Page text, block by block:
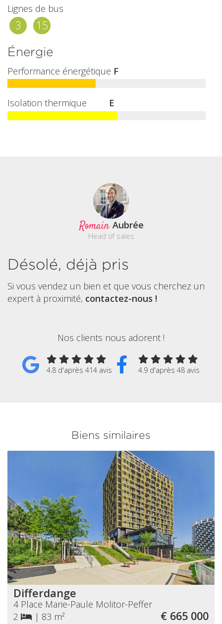
Lignes de bus
3 15
Énergie
Performance énergétique F
Isolation thermique E
Romain Aubrée
Head of sales
Désolé, déjà pris
Si vous vendez un bien et que vous cherchez un
expert à proximité, contactez-nous !
Nos clients nous adorent !
4.8 d'après 414 avis 4.9 d'après 48 avis
Biens similaires
Differdange
4 Place Marie-Paule Molitor-Peffer
2
| 83 m² € 665 000